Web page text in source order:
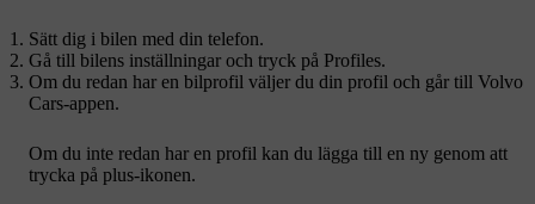
Sätt dig i bilen med din telefon.
Gå till bilens inställningar och tryck på Profiles.
Om du redan har en bilprofil väljer du din profil och går till Volvo
Cars-appen.
Om du inte redan har en profil kan du lägga till en ny genom att
trycka på plus-ikonen.